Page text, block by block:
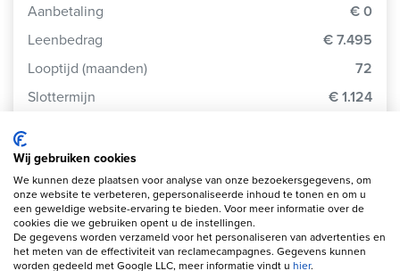
Aanbetaling
€ 0
Leenbedrag
€ 7.495
Looptijd (maanden)
72
Slottermijn
€ 1.124
Totaalbedrag
Debetrentevoet op jaarbasis
9.9%
Je betaalt per maand € 127
Wij gebruiken cookies
We kunnen deze plaatsen voor analyse van onze bezoekersgegevens, om
onze website te verbeteren, gepersonaliseerde inhoud te tonen en om u
een geweldige website-ervaring te bieden. Voor meer informatie over de
cookies die we gebruiken opent u de instellingen.
De gegevens worden verzameld voor het personaliseren van advertenties en
het meten van de effectiviteit van reclamecampagnes. Gegevens kunnen
worden gedeeld met Google LLC, meer informatie vindt u hier.